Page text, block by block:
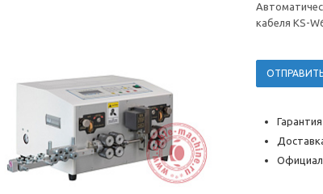
кабеля KS-